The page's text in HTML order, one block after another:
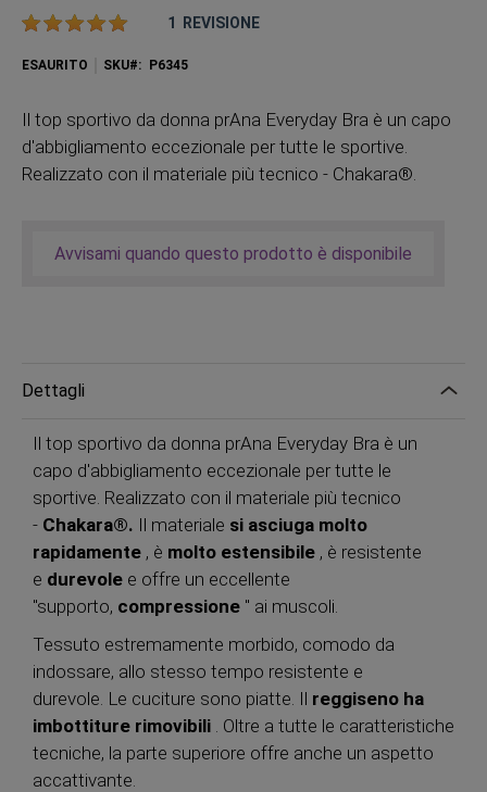
Valutazione: 1 REVISIONE
ESAURITO SKU P6345
Il top sportivo da donna prAna Everyday Bra è un capo
d'abbigliamento eccezionale per tutte le sportive.
Realizzato con il materiale più tecnico - Chakara®.
Avvisami quando questo prodotto è disponibile
Dettagli
Il top sportivo da donna prAna Everyday Bra è un
capo d'abbigliamento eccezionale per tutte le
sportive. Realizzato con il materiale più tecnico
- Chakara®. Il materiale si asciuga molto
rapidamente , è molto estensibile , è resistente
e durevole e offre un eccellente
"supporto, compressione " ai muscoli.
Tessuto estremamente morbido, comodo da
indossare, allo stesso tempo resistente e
durevole. Le cuciture sono piatte. Il reggiseno ha
imbottiture rimovibili . Oltre a tutte le caratteristiche
tecniche, la parte superiore offre anche un aspetto
accattivante.